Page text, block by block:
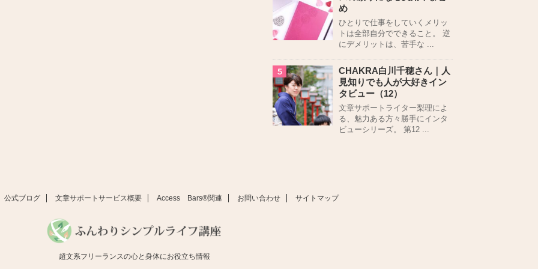
め
ひとりで仕事をしていくメリッ
トは全部自分でできること。 逆
にデメリットは、苦手な ...
5
CHAKRA白川千穂さん｜人
見知りでも人が大好きイン
タビュー（12）
文章サポートライター梨理によ
る、魅力ある方々勝手にインタ
ビューシリーズ。 第12 ...
公式ブログ 文章サポートサービス概要 Access Bars®関連 お問い合わせ サイトマップ
超文系フリーランスの心と身体にお役立ち情報